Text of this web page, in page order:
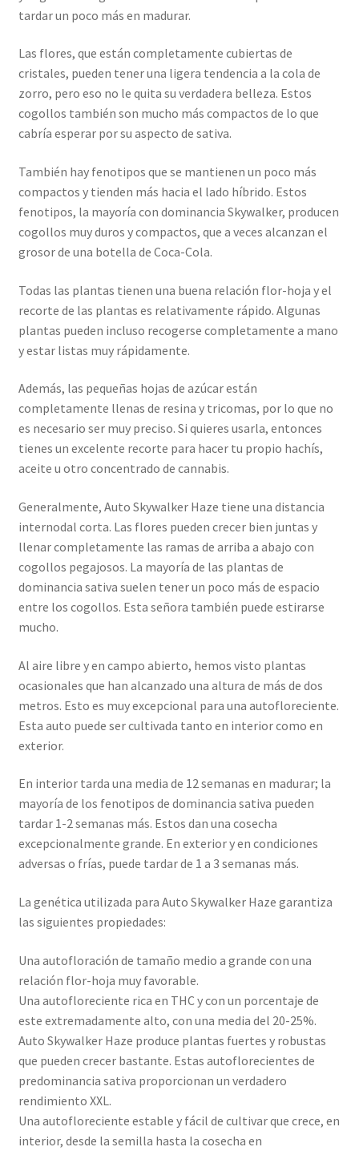
tardar un poco más en madurar.
Las flores, que están completamente cubiertas de
cristales, pueden tener una ligera tendencia a la cola de
zorro, pero eso no le quita su verdadera belleza. Estos
cogollos también son mucho más compactos de lo que
cabría esperar por su aspecto de sativa.
También hay fenotipos que se mantienen un poco más
compactos y tienden más hacia el lado híbrido. Estos
fenotipos, la mayoría con dominancia Skywalker, producen
cogollos muy duros y compactos, que a veces alcanzan el
grosor de una botella de Coca-Cola.
Todas las plantas tienen una buena relación flor-hoja y el
recorte de las plantas es relativamente rápido. Algunas
plantas pueden incluso recogerse completamente a mano
y estar listas muy rápidamente.
Además, las pequeñas hojas de azúcar están
completamente llenas de resina y tricomas, por lo que no
es necesario ser muy preciso. Si quieres usarla, entonces
tienes un excelente recorte para hacer tu propio hachís,
aceite u otro concentrado de cannabis.
Generalmente, Auto Skywalker Haze tiene una distancia
internodal corta. Las flores pueden crecer bien juntas y
llenar completamente las ramas de arriba a abajo con
cogollos pegajosos. La mayoría de las plantas de
dominancia sativa suelen tener un poco más de espacio
entre los cogollos. Esta señora también puede estirarse
mucho.
Al aire libre y en campo abierto, hemos visto plantas
ocasionales que han alcanzado una altura de más de dos
metros. Esto es muy excepcional para una autofloreciente.
Esta auto puede ser cultivada tanto en interior como en
exterior.
En interior tarda una media de 12 semanas en madurar; la
mayoría de los fenotipos de dominancia sativa pueden
tardar 1-2 semanas más. Estos dan una cosecha
excepcionalmente grande. En exterior y en condiciones
adversas o frías, puede tardar de 1 a 3 semanas más.
La genética utilizada para Auto Skywalker Haze garantiza
las siguientes propiedades:
Una autofloración de tamaño medio a grande con una
relación flor-hoja muy favorable.
Una autofloreciente rica en THC y con un porcentaje de
este extremadamente alto, con una media del 20-25%.
Auto Skywalker Haze produce plantas fuertes y robustas
que pueden crecer bastante. Estas autoflorecientes de
predominancia sativa proporcionan un verdadero
rendimiento XXL.
Una autofloreciente estable y fácil de cultivar que crece, en
interior, desde la semilla hasta la cosecha en